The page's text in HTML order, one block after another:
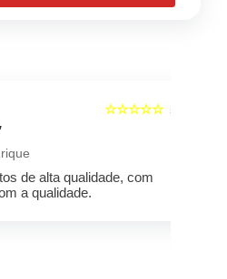
5
☆☆☆☆☆
de alta qualidade, com
a qualidade.